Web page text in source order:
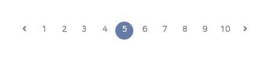
1 2 3 4 5 6 7 8 9 10